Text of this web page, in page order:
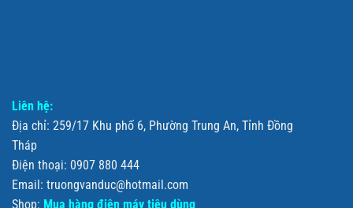
Liên hệ:
Địa chỉ: 259/17 Khu phố 6, Phường Trung An, Tỉnh Đồng
Tháp
Điện thoại: 0907 880 444
Email: truongvanduc@hotmail.com
Shop: Mua hàng điện máy tiêu dùng